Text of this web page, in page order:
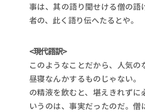
事は、其の語り聞せける僧の語
者の、此く語り伝へたるとや。
<現代語訳>
このようなことだから、人気の
昼寝なんかするものじゃない。
の精液を飲むと、堪えきれずに
いうのは、事実だったのだ。僧